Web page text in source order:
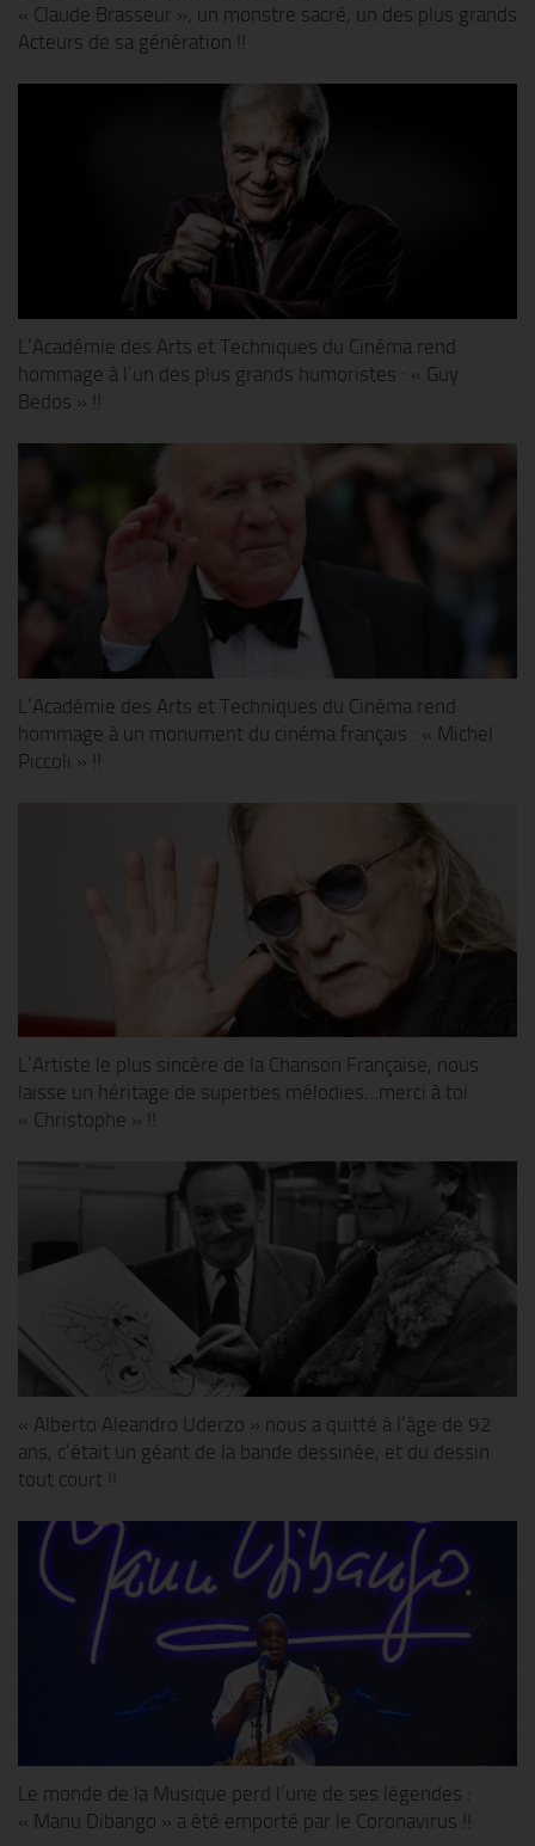
« Claude Brasseur », un monstre sacré, un des plus grands
Acteurs de sa génération !!
L’Académie des Arts et Techniques du Cinéma rend
hommage à l’un des plus grands humoristes : « Guy
Bedos » !!
L’Académie des Arts et Techniques du Cinéma rend
hommage à un monument du cinéma français : « Michel
Piccoli » !!
L’Artiste le plus sincère de la Chanson Française, nous
laisse un héritage de superbes mélodies…merci à toi
« Christophe » !!
« Alberto Aleandro Uderzo » nous a quitté à l’âge de 92
ans, c’était un géant de la bande dessinée, et du dessin
tout court !!
Le monde de la Musique perd l’une de ses légendes :
« Manu Dibango » a été emporté par le Coronavirus !!